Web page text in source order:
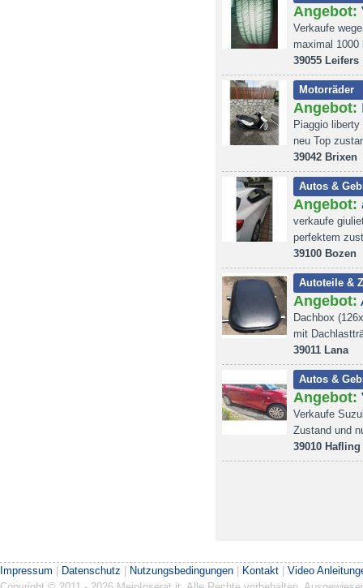
Angebot:
Verkaufe
maximal 1000
39055 Leifers
Motorräder
Angebot:
Piaggio
neu Top
39042 Brixen
Autos &
Angebot:
verkaufe
perfektem
39100 Bozen
Autoteile &
Angebot:
Dachbox
mit
39011 Lana
Autos &
Angebot:
Verkaufe
Zustand und
39010 Hafling
Impressum | Datenschutz | Nutzungsbedingungen | Kontakt | Video